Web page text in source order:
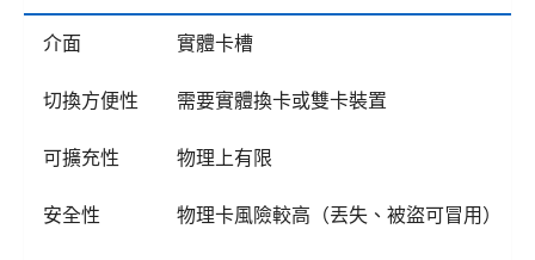
介面 實體卡槽
切換方便性 需要實體換卡或雙卡裝置
可擴充性 物理上有限
安全性 物理卡風險較高（丟失、被盜可冒用）